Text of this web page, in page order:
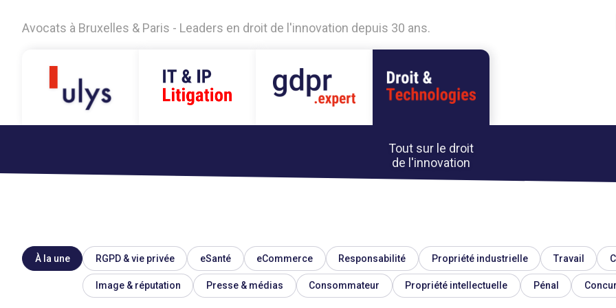
Avocats à Bruxelles & Paris - Leaders en droit de l'innovation depuis 30 ans.
Tout sur le droit
de l'innovation
À la une RGPD & vie privée eSanté eCommerce Responsabilité Propriété industrielle Travail
Image & réputation Presse & médias Consommateur Propriété intellectuelle Pénal